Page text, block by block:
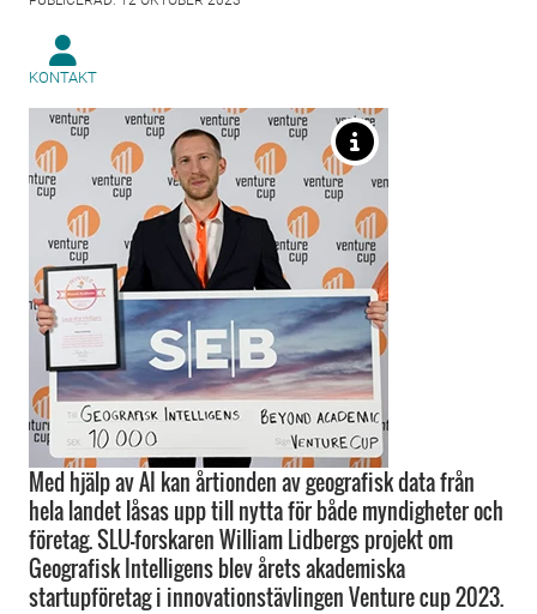
KONTAKT
Med hjälp av AI kan årtionden av geografisk data från
hela landet låsas upp till nytta för både myndigheter och
företag. SLU-forskaren William Lidbergs projekt om
Geografisk Intelligens blev årets akademiska
startupföretag i innovationstävlingen Venture cup 2023.